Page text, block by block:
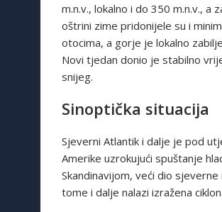
m.n.v., lokalno i do 350 m.n.v., a
oštrini zime pridonijele su i
otocima, a gorje je lokalno
Novi tjedan donio je stabilno
snijeg.
Sinoptička situacija
Sjeverni Atlantik i dalje je pod
Amerike uzrokujući spuštanje
Skandinavijom, veći dio
tome i dalje nalazi izražena